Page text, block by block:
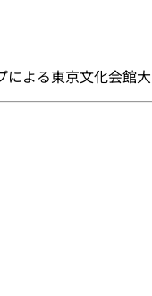
よる東京文化会館